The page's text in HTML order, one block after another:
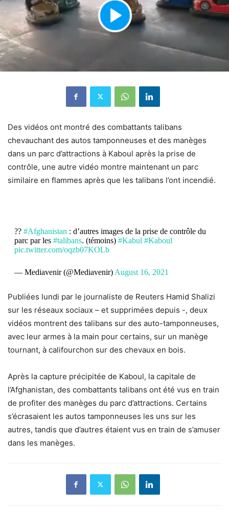
Des vidéos ont montré des combattants talibans
chevauchant des autos tamponneuses et des manèges
dans un parc d’attractions à Kaboul après la prise de
contrôle, une autre vidéo montre maintenant un parc
similaire en flammes après que les talibans l’ont incendié.
?? #Afghanistan : d’autres images de la prise de contrôle du
parc par les #talibans. (témoins) #Kabul #Kaboul
pic.twitter.com/oqzb07KOLb
— Mediavenir (@Mediavenir) August 16, 2021
Publiées lundi par le journaliste de Reuters Hamid Shalizi
sur les réseaux sociaux – et supprimées depuis -, deux
vidéos montrent des talibans sur des auto-tamponneuses,
avec leur armes à la main pour certains, sur un manège
tournant, à califourchon sur des chevaux en bois.
Après la capture précipitée de Kaboul, la capitale de
l’Afghanistan, des combattants talibans ont été vus en train
de profiter des manèges du parc d’attractions. Certains
s’écrasaient les autos tamponneuses les uns sur les
autres, tandis que d’autres étaient vus en train de s’amuser
dans les manèges.